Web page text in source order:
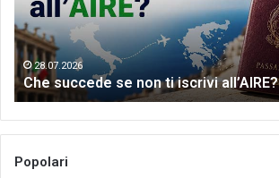
iscrivi
all’AIRE?
28.07.2026
Che succede se non ti iscrivi all’AIRE?
Popolari